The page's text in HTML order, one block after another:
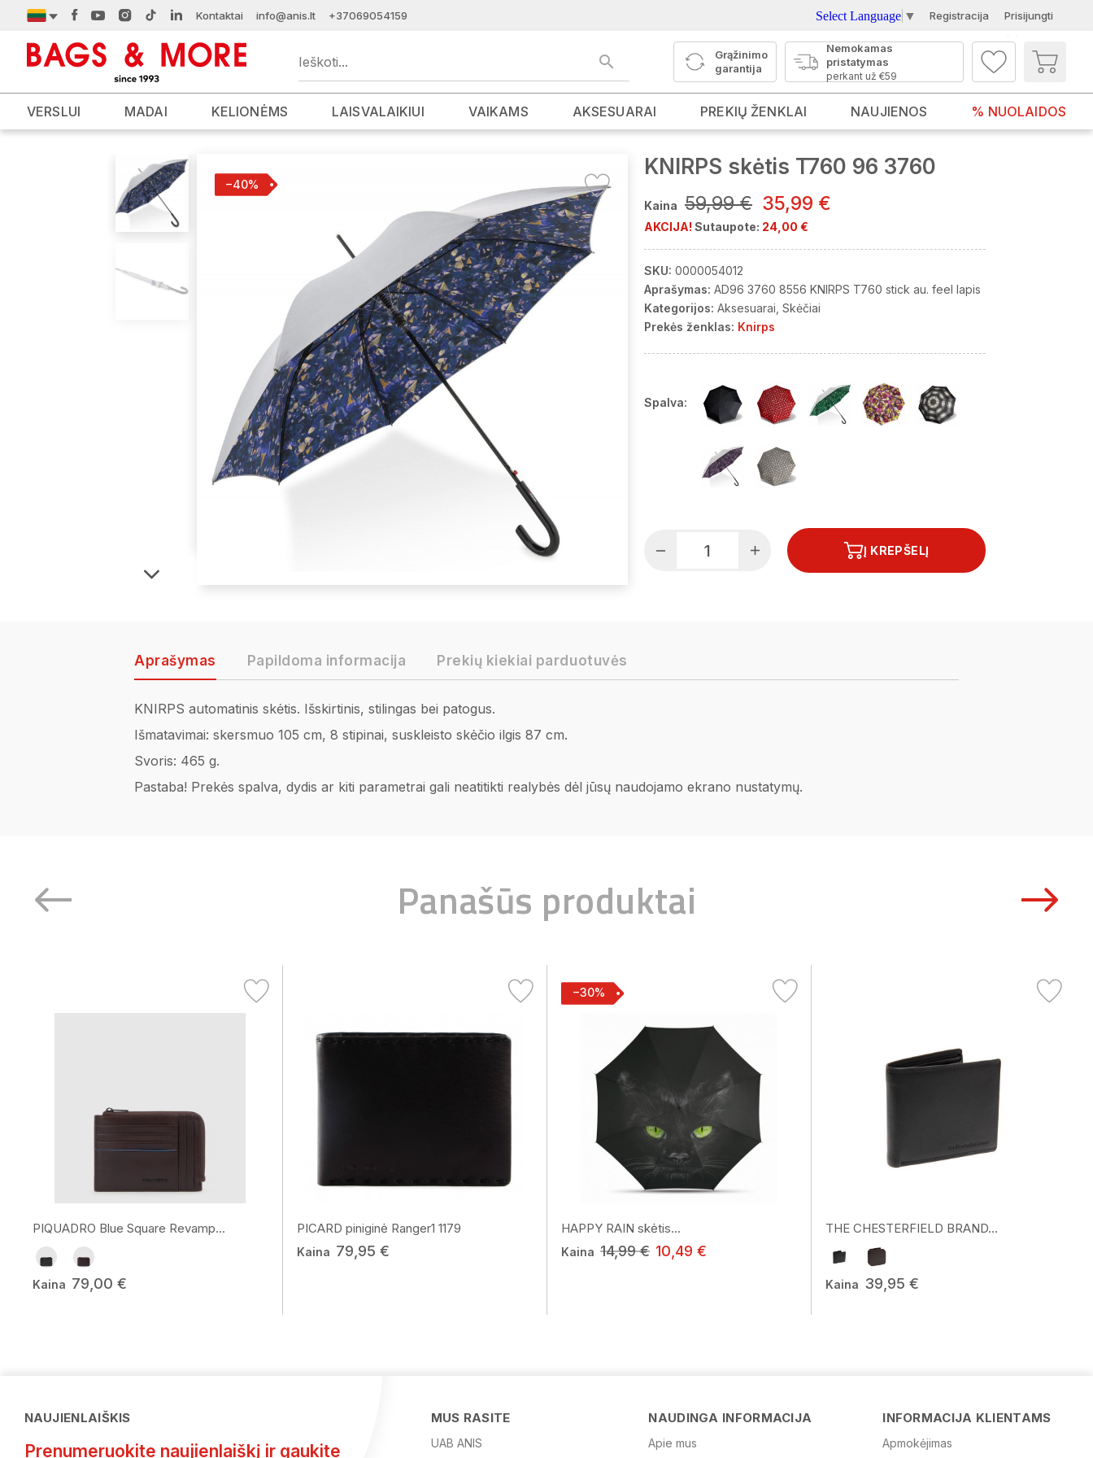
Kontaktai info@anis.lt +37069054159 Select Language ▼ Registracija Prisijungti
Grąžinimo
garantija
Nemokamas
pristatymas
perkant už €59
VERSLUI MADAI KELIONĖMS LAISVALAIKIUI VAIKAMS AKSESUARAI PREKIŲ ŽENKLAI NAUJIENOS % NUOLAIDOS
−40%
KNIRPS skėtis T760 96 3760
Kaina 59,99 € 35,99 €
AKCIJA! Sutaupote: 24,00 €
SKU: 0000054012
Aprašymas: AD96 3760 8556 KNIRPS T760 stick au. feel lapis
Kategorijos: Aksesuarai Skėčiai
Prekės ženklas: Knirps
Spalva:
Į KREPŠELĮ
Aprašymas Papildoma informacija Prekių kiekiai parduotuvės
KNIRPS automatinis skėtis. Išskirtinis, stilingas bei patogus.
Išmatavimai: skersmuo 105 cm, 8 stipinai, suskleisto skėčio ilgis 87 cm.
Svoris: 465 g.
Pastaba! Prekės spalva, dydis ar kiti parametrai gali neatitikti realybės dėl jūsų naudojamo ekrano nustatymų.
Panašūs produktai
PIQUADRO Blue Square Revamp...
Kaina 79,00 €
PICARD piniginė Ranger1 1179
Kaina 79,95 €
−30%
HAPPY RAIN skėtis...
Kaina 14,99 € 10,49 €
THE CHESTERFIELD BRAND...
Kaina 39,95 €
NAUJIENLAIŠKIS
Prenumeruokite naujienlaiškį ir gaukite
MUS RASITE
UAB ANIS
NAUDINGA INFORMACIJA
Apie mus
INFORMACIJA KLIENTAMS
Apmokėjimas